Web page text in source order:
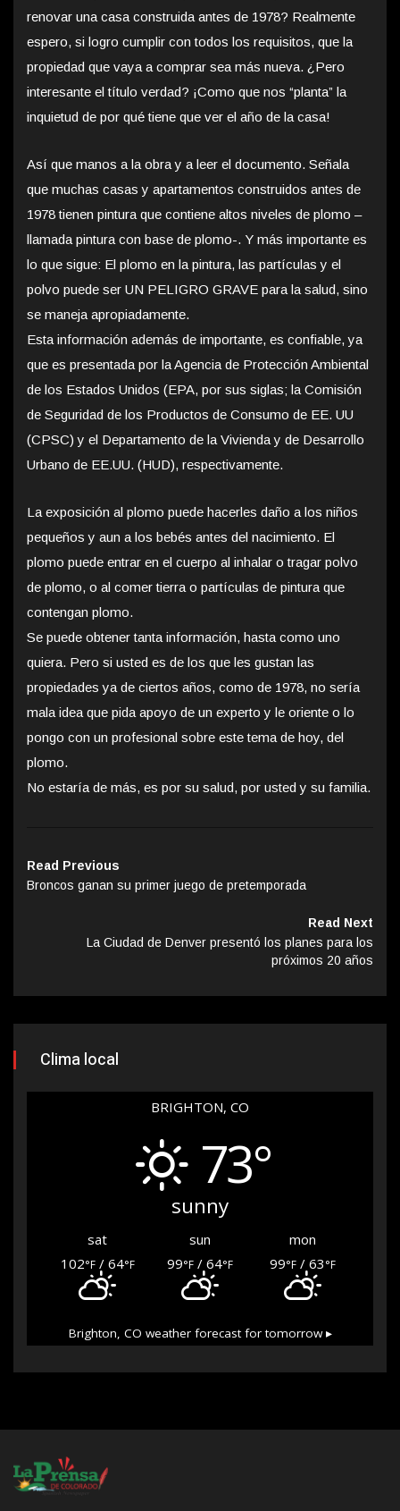
renovar una casa construida antes de 1978? Realmente
espero, si logro cumplir con todos los requisitos, que la
propiedad que vaya a comprar sea más nueva. ¿Pero
interesante el título verdad? ¡Como que nos “planta” la
inquietud de por qué tiene que ver el año de la casa!
Así que manos a la obra y a leer el documento. Señala
que muchas casas y apartamentos construidos antes de
1978 tienen pintura que contiene altos niveles de plomo –
llamada pintura con base de plomo-. Y más importante es
lo que sigue: El plomo en la pintura, las partículas y el
polvo puede ser UN PELIGRO GRAVE para la salud, sino
se maneja apropiadamente.
Esta información además de importante, es confiable, ya
que es presentada por la Agencia de Protección Ambiental
de los Estados Unidos (EPA, por sus siglas; la Comisión
de Seguridad de los Productos de Consumo de EE. UU
(CPSC) y el Departamento de la Vivienda y de Desarrollo
Urbano de EE.UU. (HUD), respectivamente.
La exposición al plomo puede hacerles daño a los niños
pequeños y aun a los bebés antes del nacimiento. El
plomo puede entrar en el cuerpo al inhalar o tragar polvo
de plomo, o al comer tierra o partículas de pintura que
contengan plomo.
Se puede obtener tanta información, hasta como uno
quiera. Pero si usted es de los que les gustan las
propiedades ya de ciertos años, como de 1978, no sería
mala idea que pida apoyo de un experto y le oriente o lo
pongo con un profesional sobre este tema de hoy, del
plomo.
No estaría de más, es por su salud, por usted y su familia.
Read Previous
Broncos ganan su primer juego de pretemporada
Read Next
La Ciudad de Denver presentó los planes para los
próximos 20 años
Clima local
BRIGHTON, CO
73°
sunny
sat sun
mon
102°F/ 64°F 99°F/ 64°F 99°F/ 63°F
Brighton, CO weather forecast for tomorrow ▸